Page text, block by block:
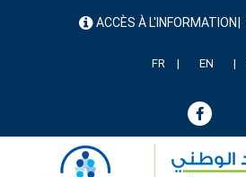
menu ACCÈS À L'INFORMATION
FR EN